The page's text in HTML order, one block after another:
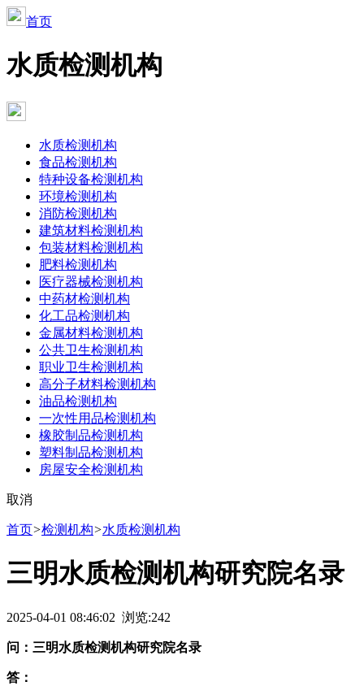
首页
水质检测机构
水质检测机构
食品检测机构
特种设备检测机构
环境检测机构
消防检测机构
建筑材料检测机构
包装材料检测机构
肥料检测机构
医疗器械检测机构
中药材检测机构
化工品检测机构
金属材料检测机构
公共卫生检测机构
职业卫生检测机构
高分子材料检测机构
油品检测机构
一次性用品检测机构
橡胶制品检测机构
塑料制品检测机构
房屋安全检测机构
取消
首页>检测机构>水质检测机构
三明水质检测机构研究院名录
2025-04-01 08:46:02 浏览:242
问：三明水质检测机构研究院名录
答：